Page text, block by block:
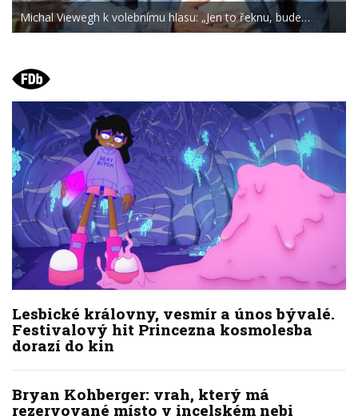
Michal Viewegh k volebnímu hlasu: „Jen to řeknu, bude…
Lesbické královny, vesmír a únos bývalé.
Festivalový hit Princezna kosmolesba
dorazí do kin
Bryan Kohberger: vrah, který má
rezervované místo v incelském nebi